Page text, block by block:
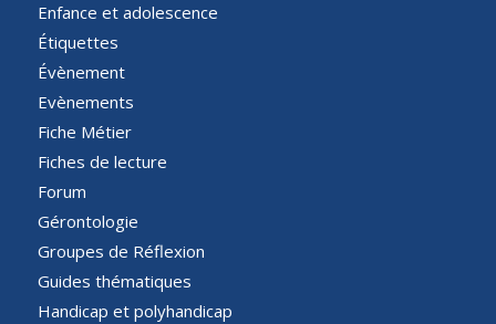
Enfance et adolescence
Étiquettes
Évènement
Evènements
Fiche Métier
Fiches de lecture
Forum
Gérontologie
Groupes de Réflexion
Guides thématiques
Handicap et polyhandicap